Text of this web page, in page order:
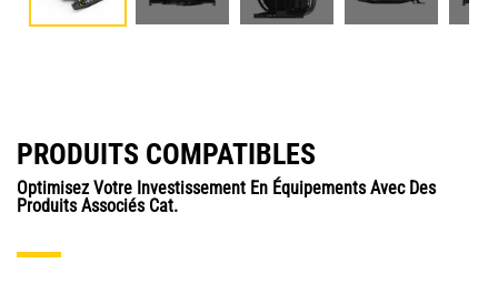
PRODUITS COMPATIBLES
Optimisez Votre Investissement En Équipements Avec Des
Produits Associés Cat.